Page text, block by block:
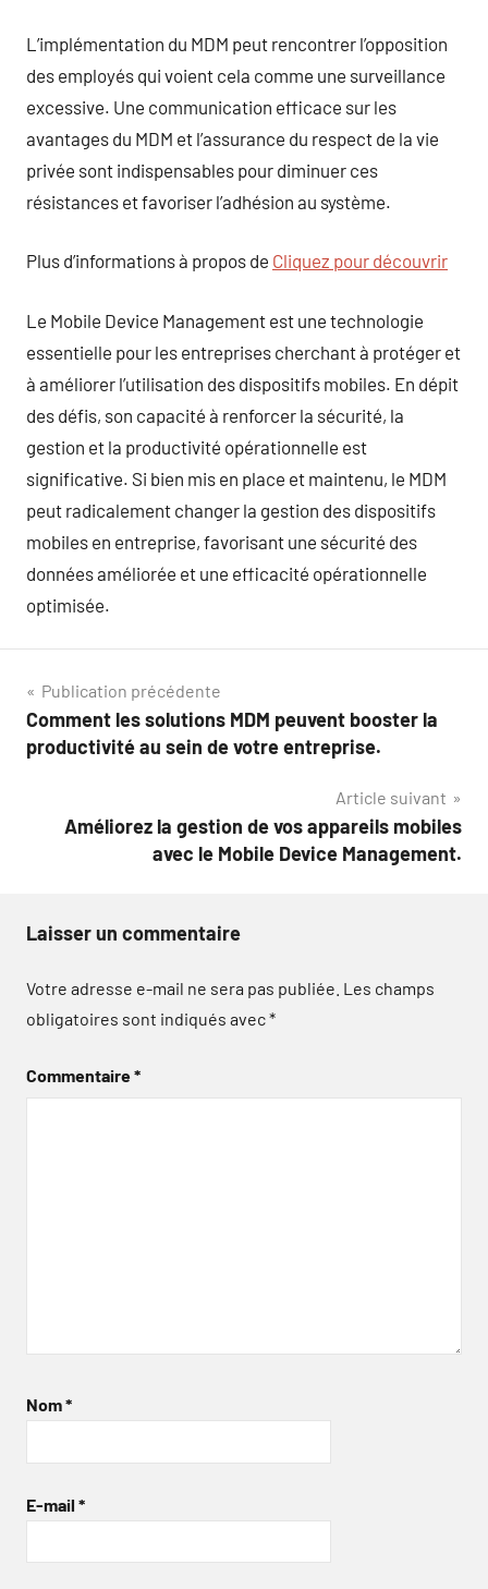
L’implémentation du MDM peut rencontrer l’opposition
des employés qui voient cela comme une surveillance
excessive. Une communication efficace sur les
avantages du MDM et l’assurance du respect de la vie
privée sont indispensables pour diminuer ces
résistances et favoriser l’adhésion au système.
Plus d’informations à propos de Cliquez pour découvrir
Le Mobile Device Management est une technologie
essentielle pour les entreprises cherchant à protéger et
à améliorer l’utilisation des dispositifs mobiles. En dépit
des défis, son capacité à renforcer la sécurité, la
gestion et la productivité opérationnelle est
significative. Si bien mis en place et maintenu, le MDM
peut radicalement changer la gestion des dispositifs
mobiles en entreprise, favorisant une sécurité des
données améliorée et une efficacité opérationnelle
optimisée.
Navigation
de
Publication précédente
Comment les solutions MDM peuvent booster la
productivité au sein de votre entreprise.
Article suivant
Améliorez la gestion de vos appareils mobiles
avec le Mobile Device Management.
Laisser un commentaire
Votre adresse e-mail ne sera pas publiée. Les champs
obligatoires sont indiqués avec*
Commentaire*
Nom*
E-mail *